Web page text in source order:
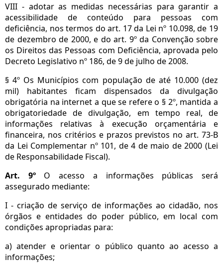
VIII - adotar as medidas necessárias para garantir a
acessibilidade de conteúdo para pessoas com
deficiência, nos termos do art. 17 da Lei nº 10.098, de 19
de dezembro de 2000, e do art. 9º da Convenção sobre
os Direitos das Pessoas com Deficiência, aprovada pelo
Decreto Legislativo nº 186, de 9 de julho de 2008.
§ 4º Os Municípios com população de até 10.000 (dez
mil) habitantes ficam dispensados da divulgação
obrigatória na internet a que se refere o § 2º, mantida a
obrigatoriedade de divulgação, em tempo real, de
informações relativas à execução orçamentária e
financeira, nos critérios e prazos previstos no art. 73-B
da Lei Complementar nº 101, de 4 de maio de 2000 (Lei
de Responsabilidade Fiscal).
Art. 9ºO acesso a informações públicas será
assegurado mediante:
I - criação de serviço de informações ao cidadão, nos
órgãos e entidades do poder público, em local com
condições apropriadas para:
a) atender e orientar o público quanto ao acesso a
informações;